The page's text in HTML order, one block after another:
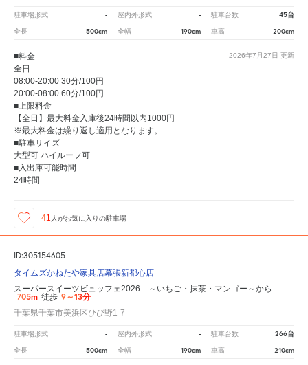
駐車場形式 - 屋内外形式 - 駐車台数 45台
全長 500cm 全幅 190cm 車高 200cm
2026年7月27日 更新
■料金
全日
08:00-20:00 30分/100円
20:00-08:00 60分/100円
■上限料金
【全日】最大料金入庫後24時間以内1000円
※最大料金は繰り返し適用となります。
■駐車サイズ
大型可 ハイルーフ可
■入出庫可能時間
24時間
41 人がお気に入りの駐車場
ID:305154605
タイムズかねたや家具店幕張新都心店
スーパースイーツビュッフェ2026 ～いちご・抹茶・マンゴー～から
705m 徒歩 9～13分
千葉県千葉市美浜区ひび野1-7
駐車場形式 - 屋内外形式 - 駐車台数 266台
全長 500cm 全幅 190cm 車高 210cm